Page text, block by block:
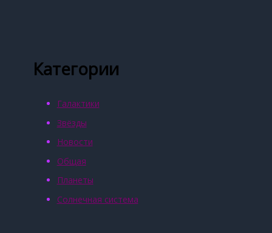
Категории
Галактики
Звёзды
Новости
Общая
Планеты
Солнечная система